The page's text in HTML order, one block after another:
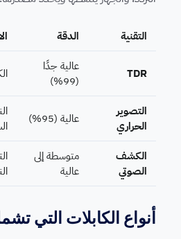
التقنية الدقة
TDR
عالية جدًا
(99%)
التصوير
الحراري
عالية (95%)
الكشف
الصوتي
متوسطة إلى
عالية
أنواع الكابلات التي